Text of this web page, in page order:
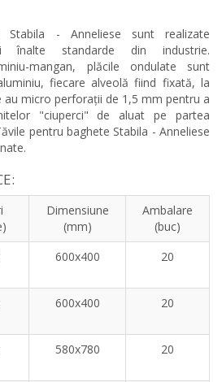
Stabila - Anneliese sunt realizate
înalte standarde din industrie.
mangan, plăcile ondulate sunt
fiecare alveolă fiind fixată, la
au micro perforații de 1,5 mm pentru a
"ciuperci" de aluat pe partea
pentru baghete Stabila - Anneliese
Dimensiune
(mm)
Ambalare
(buc)
600x400 20
600x400 20
580x780 20